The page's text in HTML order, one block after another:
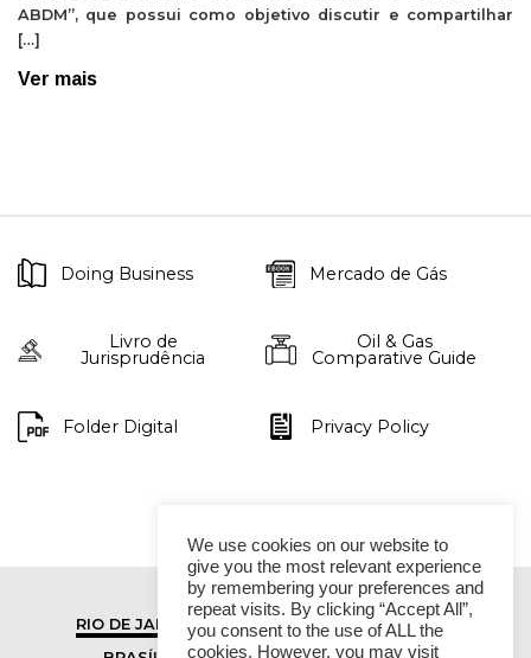
ABDM”, que possui como objetivo discutir e compartilhar
[…]
Ver mais
Doing Business Mercado de Gás
Livro de
Jurisprudência
Oil & Gas
Comparative Guide
Folder Digital Privacy Policy
RIO DE JANEIRO
SÃO PAULO
We use cookies on our website to
give you the most relevant experience
by remembering your preferences and
repeat visits. By clicking “Accept All”,
you consent to the use of ALL the
cookies. However, you may visit